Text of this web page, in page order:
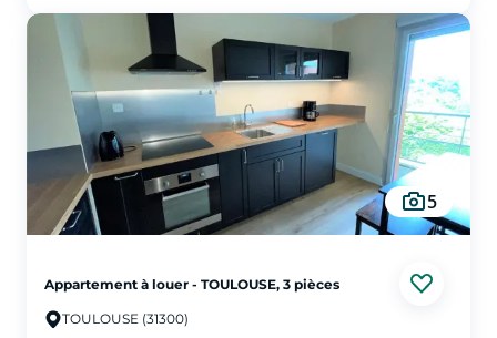
loyer HC. Nous consulter pour disponibilité.
5
Appartement à louer - TOULOUSE, 3 pièces
TOULOUSE (31300)